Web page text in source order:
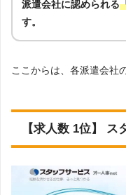
派遣会社に認められる
す。
ここからは、各派遣会社
【求人数 1位】 ス